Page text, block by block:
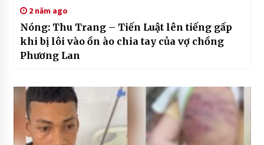
2 năm ago
Nóng: Thu Trang – Tiến Luật lên tiếng gấp
khi bị lôi vào ồn ào chia tay của vợ chồng
Phương Lan